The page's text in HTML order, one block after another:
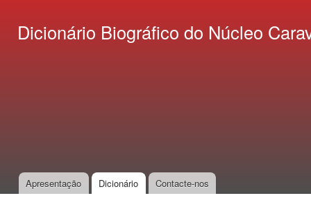
Dicionário Biográfico do Núcleo
Main menu
Apresentação Dicionário Contacte-nos